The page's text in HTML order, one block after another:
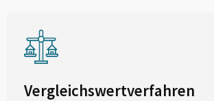
Vergleichswertverfahren